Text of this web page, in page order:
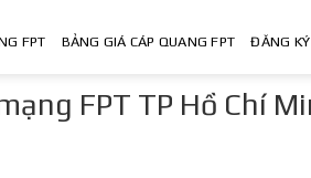
FPT BẢNG GIÁ CÁP QUANG FPT ĐĂNG
FPT TP Hồ Chí